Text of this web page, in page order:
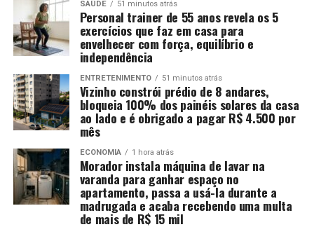
SAÚDE 51 minutos atrás
Personal trainer de 55 anos revela os 5
exercícios que faz em casa para
envelhecer com força, equilíbrio e
independência
ENTRETENIMENTO 51 minutos atrás
Vizinho constrói prédio de 8 andares,
bloqueia 100% dos painéis solares da casa
ao lado e é obrigado a pagar R$ 4.500 por
mês
ECONOMIA 1 hora atrás
Morador instala máquina de lavar na
varanda para ganhar espaço no
apartamento, passa a usá-la durante a
madrugada e acaba recebendo uma multa
de mais de R$ 15 mil